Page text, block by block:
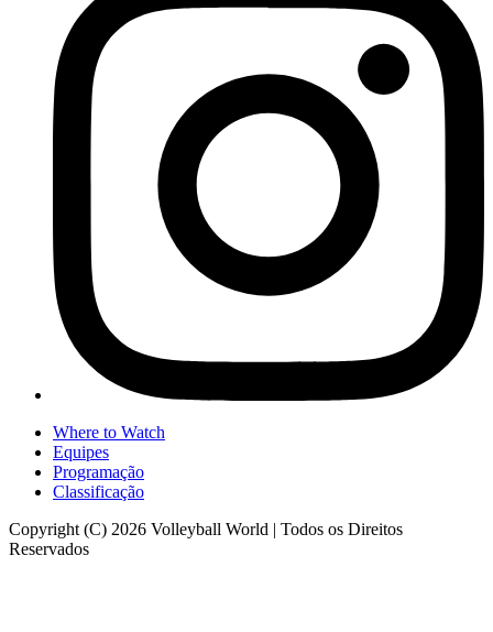
Where to Watch
Equipes
Programação
Classificação
Copyright (C) 2026 Volleyball World | Todos os Direitos
Reservados